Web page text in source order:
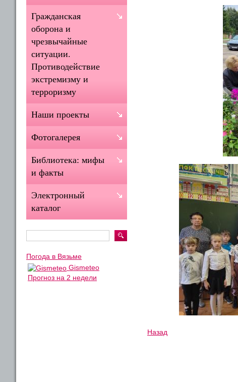
Назад
Гражданская
оборона и
чрезвычайные
ситуации.
Противодействие
экстремизму и
терроризму
Наши проекты
Фотогалерея
Библиотека: мифы
и факты
Электронный
каталог
Погода в Вязьме
Gismeteo
Прогноз на 2 недели